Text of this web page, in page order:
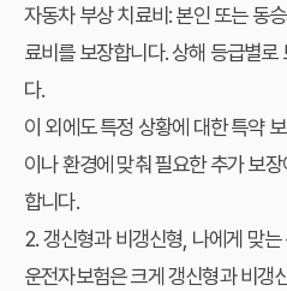
자동차 부상 치료비:본인 또는 동
료비를 보장합니다. 상해 등급별로
다.
이 외에도 특정 상황에 대한 특약
이나 환경에 맞춰 필요한 추가 보
합니다.
2. 갱신형과 비갱신형, 나에게 맞는
운전자보험은 크게 갱신형과 비갱